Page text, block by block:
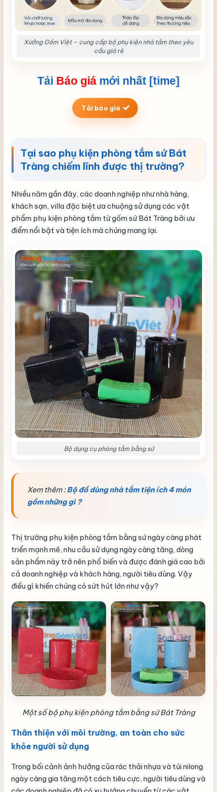
Xưởng Gốm Việt – cung cấp bộ phụ kiện nhà tắm theo yêu
cầu giá rẻ
Tải Báo giá mới nhất [time]
Tải báo giá
Tại sao phụ kiện phòng tắm sứ Bát
Tràng chiếm lĩnh được thị trường?
Nhiều năm gần đây, các doanh nghiệp như nhà hàng,
khách sạn, villa đặc biệt ưa chuộng sử dụng các vật
phẩm phụ kiện phòng tắm từ gốm sứ Bát Tràng bởi ưu
điểm nổi bật và tiện ích mà chúng mang lại.
Bộ dụng cụ phòng tắm bằng sứ
Xem thêm :Bộ đồ dùng nhà tắm tiện ích 4 món
gồm những gì ?
Thị trường phụ kiện phòng tắm bằng sứ ngày càng phát
triển mạnh mẽ, nhu cầu sử dụng ngày càng tăng, dòng
sản phẩm này trở nên phổ biến và được đánh giá cao bởi
cả doanh nghiệp và khách hàng, người tiêu dùng. Vậy
điều gì khiến chúng có sứt hút lớn như vậy?
Một số bộ phụ kiện phòng tắm bằng sứ Bát Tràng
Thân thiện với môi trường, an toàn cho sức
khỏe người sử dụng
Trong bối cảnh ảnh hưởng của rác thải nhựa và túi nilong
ngày càng gia tăng một cách tiêu cực, người tiêu dùng và